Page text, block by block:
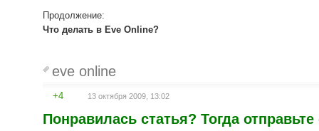
Продолжение:
Что делать в Eve Online?
eve online
+4 13 октября 2009, 13:02
Понравилась статья? Тогда